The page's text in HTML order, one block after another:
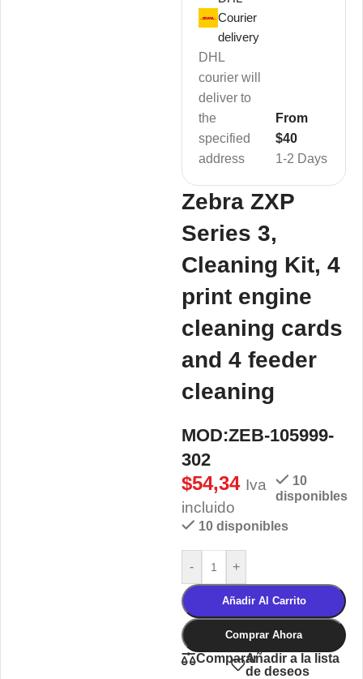
Courier
delivery
DHL
courier will
deliver to
the
specified
address
1-2 Days
From
$40
Zebra ZXP
Series 3,
Cleaning Kit, 4
print engine
cleaning cards
and 4 feeder
cleaning
MOD:ZEB-105999-
302
$54,34 Iva
incluido
10
disponibles
10 disponibles
- +
Añadir Al Carrito
Comprar Ahora
CompararAñadir a la lista
de deseos